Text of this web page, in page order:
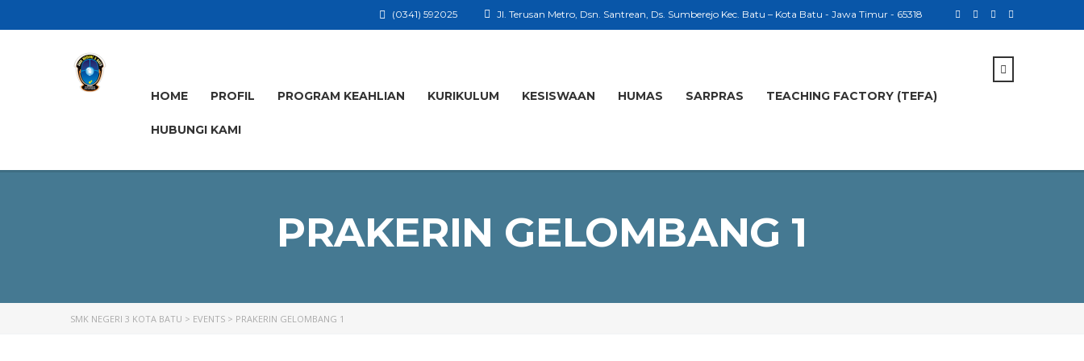
Jl. Terusan Metro, Dsn. Santrean, Ds. Sumberejo Kec. Batu – Kota Batu - Jawa Timur - 65318
(0341) 592025
HOME PROFIL PROGRAM KEAHLIAN KURIKULUM KESISWAAN HUMAS SARPRAS TEACHING FACTORY (TEFA)
HUBUNGI KAMI
PRAKERIN GELOMBANG 1
SMK NEGERI 3 KOTA BATU > EVENTS > PRAKERIN GELOMBANG 1